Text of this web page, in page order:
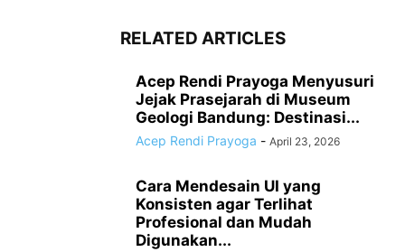
RELATED ARTICLES
Acep Rendi Prayoga Menyusuri
Jejak Prasejarah di Museum
Geologi Bandung: Destinasi...
Acep Rendi Prayoga - April 23, 2026
Cara Mendesain UI yang
Konsisten agar Terlihat
Profesional dan Mudah
Digunakan...